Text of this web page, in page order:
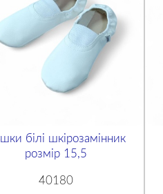
білі шкірозамінник
розмір 15,5
40180